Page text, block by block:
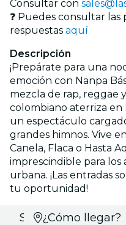
Consultar con
❓ Puedes consultar
respuestas aquí
Descripción
¡Prepárate para una
emoción con Nanpa
mezcla de rap, reggae
colombiano aterriza en
un espectáculo
grandes himnos. Vive
Canela, Flaca o Hasta
imprescindible para los
urbana. ¡Las entradas
tu oportunidad!
Selecciona
¿Cómo llegar?